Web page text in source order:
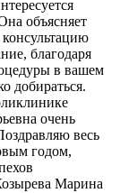
объясняет
благодаря
в вашем
добираться.
очень
весь
годом,
Марина